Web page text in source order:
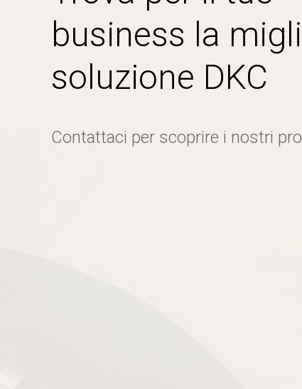
business la
soluzione DKC
Contattaci per scoprire i nostri